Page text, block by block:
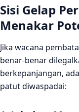
Sisi Gelap
Menakar
Jika wacana
benar-benar
berkepanjangan,
patut diwaspadai: